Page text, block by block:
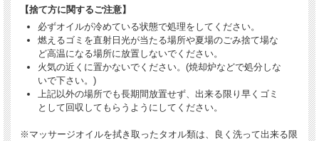
【捨て方に関するご注意】
必ずオイルが冷めている状態で処理をしてください。
燃えるゴミを直射日光が当たる場所や夏場のごみ捨て場な
ど高温になる場所に放置しないでください。
火気の近くに置かないでください。(焼却炉などで処分しな
いで下さい。)
上記以外の場所でも長期間放置せず、出来る限り早くゴミ
として回収してもらうようにしてください。
※マッサージオイルを拭き取ったタオル類は、良く洗って出来る限